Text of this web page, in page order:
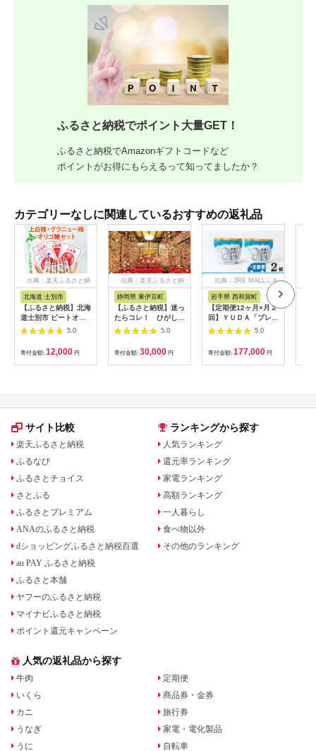
ふるさと納税でポイント大量GET！
ふるさと納税でAmazonギフトコードなど
ポイントがお得にもらえるって知ってましたか？
カテゴリーなしに関連しているおすすめの返礼品
出典：楽天ふるさと納
北海道 士別市
【ふるさと納税】北海
道士別市 ビートオリ
ゴ糖・砂糖セット (計
3種) 調味料 甘味料 砂
糖 上白糖 グラニュー
糖 ビートオリゴ糖 オ
リゴ糖 ビート 料理 お
5.0
寄付金額: 12,000 円
出典：楽天ふるさと納
静岡県 東伊豆町
【ふるさと納税】迷っ
たらコレ！ ひがしい
ず 満喫 宿泊 補助
券 （9千円分）
C001／静岡県 東伊
豆町
5.0
寄付金額: 30,000 円
出典：JRE MALLふる
さと納税
岩手県 西和賀町
【定期便12ヶ月×月２
回】ＹＵＤＡ「プレミ
アム湯田ヨーグルト」
プレーン ２個
5.0
寄付金額: 177,000 円
サイト比較
楽天ふるさと納税
ふるなび
ふるさとチョイス
さとふる
ふるさとプレミアム
ANAのふるさと納税
dショッピングふるさと納税百選
au PAY ふるさと納税
ふるさと本舗
ヤフーのふるさと納税
マイナビふるさと納税
ポイント還元キャンペーン
ランキングから探す
人気ランキング
還元率ランキング
家電ランキング
高額ランキング
一人暮らし
食べ物以外
その他のランキング
人気の返礼品から探す
牛肉
いくら
カニ
うなぎ
うに
定期便
商品券・金券
旅行券
家電・電化製品
自転車